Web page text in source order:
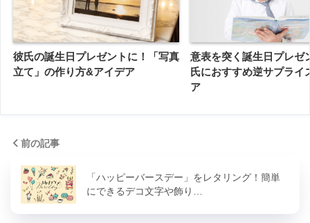
彼氏の誕生日プレゼントに！「写真
立て」の作り方&アイデア
意表を突く誕生日プレゼ
氏におすすめ逆サプライ
ア
前の記事
「ハッピーバースデー」をレタリング！簡単
にできるデコ文字や飾り…